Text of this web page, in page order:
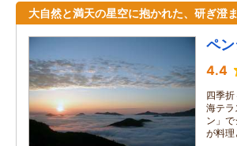
大自然と満天の星空に抱かれた、研ぎ澄
ペ
4.4
四季
海テラ
ン」
が料理